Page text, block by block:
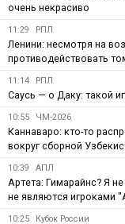
очень некрасиво
11:29 РПЛ
Ленини: несмотря на
противодействовать
11:14 РПЛ
Саусь — о Даку: такой
10:55 ЧМ-2026
Каннаваро: кто-то
вокруг сборной
10:39 АПЛ
Артета: Гимарайнс? Я
не являются игроками
10:25 Кубок России